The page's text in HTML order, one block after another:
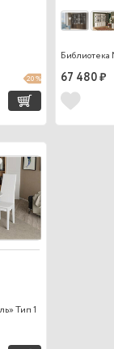
20 % 67 480 ₽
Тип 1